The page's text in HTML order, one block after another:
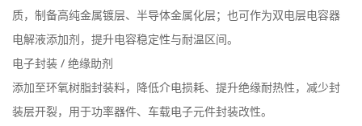
质，制备高纯金属镀层、半导体金属化层；也可作为双电层电容器
电解液添加剂，提升电容稳定性与耐温区间。
电子封装 / 绝缘助剂
添加至环氧树脂封装料，降低介电损耗、提升绝缘耐热性，减少封
装层开裂，用于功率器件、车载电子元件封装改性。